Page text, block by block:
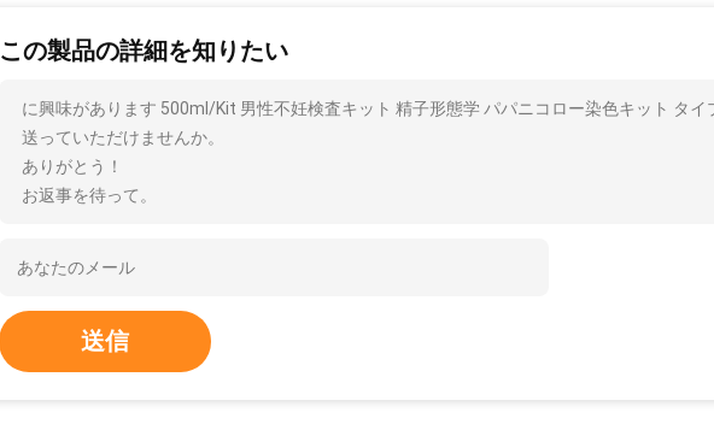
この製品の詳細を知りたい
に興味があります 500ml/Kit 男性不妊検査キット 精子形態学 パパニコロー染色キット タ
送っていただけませんか。
ありがとう！
お返事を待って。
送信